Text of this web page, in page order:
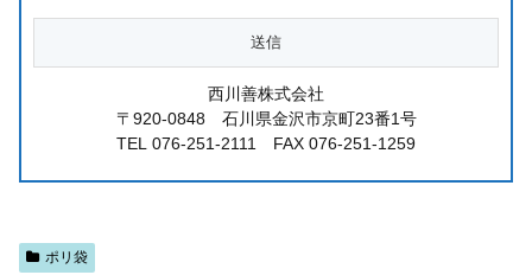
西川善株式会社
〒920-0848 石川県金沢市京町23番1号
TEL 076-251-2111 FAX 076-251-1259
ポリ袋